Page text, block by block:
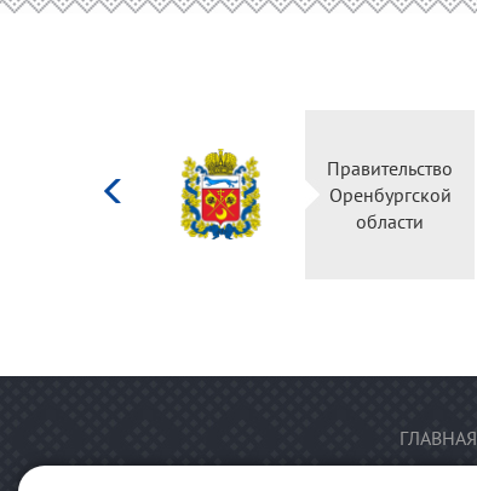
Правительство
Оренбургской
области
ГЛАВНАЯ